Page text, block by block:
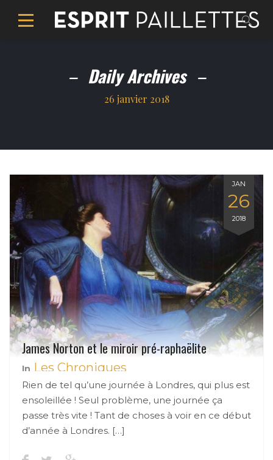
Daily Archives
26 janvier 2018
JAN
26
2018
James Norton et le miroir pré-raphaëlite
In Les Chroniques
Rien de tel qu’une journée à Londres, qui plus est
ensoleillée ! Seul problème, une journée ça
passe très vite ! Tant de choses à voir en ce début
d’année à Londres. […]